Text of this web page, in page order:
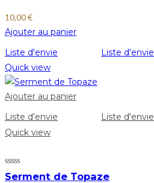
10,00€
Ajouter au panier
Liste d'envie
Liste d'envie
Quick view
Ajouter au panier
Liste d'envie
Liste d'envie
Quick view
Serment de Topaze